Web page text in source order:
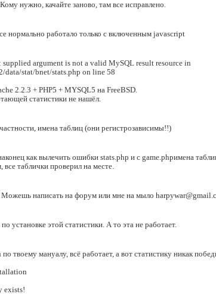
нужно, качайте заново, там все исправлено.
нормально работало только с включенным javascript
argument is not a valid MySQL result resource in
data/stat/bnet/stats.php on line 58
2.2.3 + PHP5 + MYSQL5 на FreeBSD.
статистики не нашёл.
имена таблиц (они регистрозависимы!!)
как вылечить ошибки stats.php и с game.phpимена
все таблички проверил на месте.
написать на форум или мне на мыло
установке этой статистики. А то эта не работает.
твоему мануалу, всё работает, а вот статистику никак
exists!